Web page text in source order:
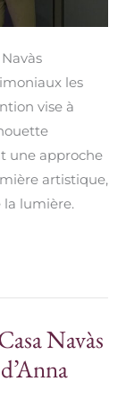
les
vise à
une approche
artistique,
la lumière.
Navàs